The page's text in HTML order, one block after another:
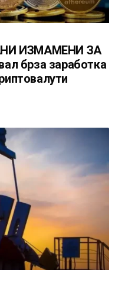
ИЗМАМЕНИ ЗА
брза заработка